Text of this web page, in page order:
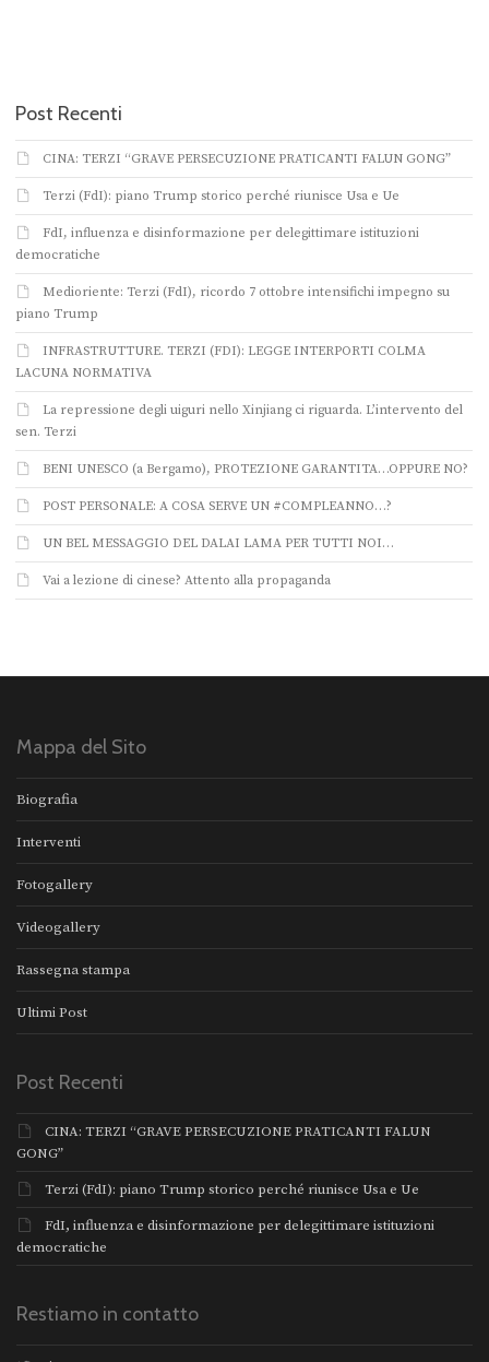
Post Recenti
CINA: TERZI “GRAVE PERSECUZIONE PRATICANTI FALUN GONG”
Terzi (FdI): piano Trump storico perché riunisce Usa e Ue
FdI, influenza e disinformazione per delegittimare istituzioni
democratiche
Medioriente: Terzi (FdI), ricordo 7 ottobre intensifichi impegno su
piano Trump
INFRASTRUTTURE. TERZI (FDI): LEGGE INTERPORTI COLMA
LACUNA NORMATIVA
La repressione degli uiguri nello Xinjiang ci riguarda. L’intervento del
sen. Terzi
BENI UNESCO (a Bergamo), PROTEZIONE GARANTITA…OPPURE NO?
POST PERSONALE: A COSA SERVE UN #COMPLEANNO…?
UN BEL MESSAGGIO DEL DALAI LAMA PER TUTTI NOI…
Vai a lezione di cinese? Attento alla propaganda
Mappa del Sito
Biografia
Interventi
Fotogallery
Videogallery
Rassegna stampa
Ultimi Post
Post Recenti
CINA: TERZI “GRAVE PERSECUZIONE PRATICANTI FALUN
GONG”
Terzi (FdI): piano Trump storico perché riunisce Usa e Ue
FdI, influenza e disinformazione per delegittimare istituzioni
democratiche
Restiamo in contatto